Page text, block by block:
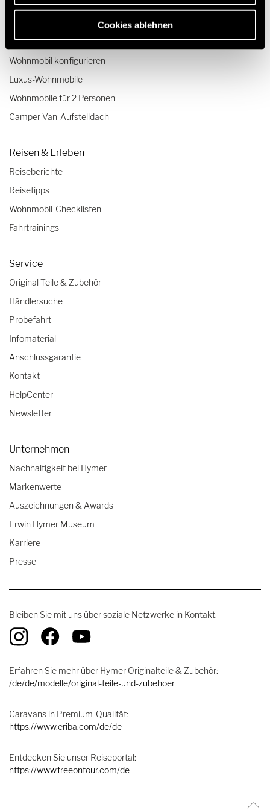
Cookies ablehnen
Wohnmobile bis 3,5 Tonnen
Quickstart-Wohnmobil-Videos
Wohnmobil konfigurieren
Luxus-Wohnmobile
Wohnmobile für 2 Personen
Camper Van-Aufstelldach
Reisen & Erleben
Reiseberichte
Reisetipps
Wohnmobil-Checklisten
Fahrtrainings
Service
Original Teile & Zubehör
Händlersuche
Probefahrt
Infomaterial
Anschlussgarantie
Kontakt
HelpCenter
Newsletter
Unternehmen
Nachhaltigkeit bei Hymer
Markenwerte
Auszeichnungen & Awards
Erwin Hymer Museum
Karriere
Presse
Bleiben Sie mit uns über soziale Netzwerke in Kontakt:
Erfahren Sie mehr über Hymer Originalteile & Zubehör:
/de/de/modelle/original-teile-und-zubehoer
Caravans in Premium-Qualität:
https://www.eriba.com/de/de
Entdecken Sie unser Reiseportal:
https://www.freeontour.com/de